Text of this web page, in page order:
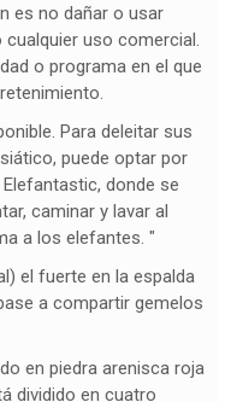
es no dañar o usar
uso comercial.
o programa en el que
Para deleitar sus
puede optar por
donde se
caminar y lavar al
a los elefantes. "
el fuerte en la espalda
a compartir gemelos
en piedra arenisca roja
dividido en cuatro